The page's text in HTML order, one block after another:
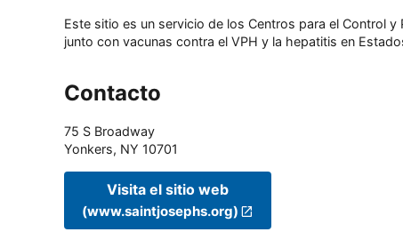
Este sitio es un servicio de los Centros para el Control
junto con vacunas contra el VPH y la hepatitis en
Contacto
75 S Broadway
Yonkers, NY 10701
Visita el sitio web
(www.saintjosephs.org)